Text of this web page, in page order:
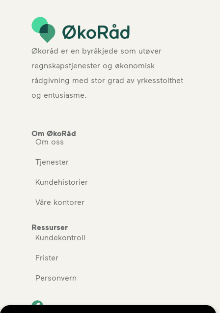
Økoråd er en byråkjede som utøver
regnskapstjenester og økonomisk
rådgivning med stor grad av yrkesstolthet
og entusiasme.
Om ØkoRåd
Om oss
Tjenester
Kundehistorier
Våre kontorer
Ressurser
Kundekontroll
Frister
Personvern